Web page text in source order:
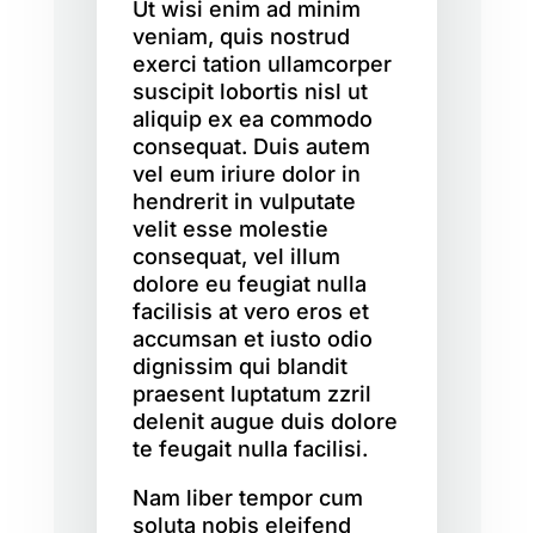
Ut wisi enim ad minim
veniam, quis nostrud
exerci tation ullamcorper
suscipit lobortis nisl ut
aliquip ex ea commodo
consequat. Duis autem
vel eum iriure dolor in
hendrerit in vulputate
velit esse molestie
consequat, vel illum
dolore eu feugiat nulla
facilisis at vero eros et
accumsan et iusto odio
dignissim qui blandit
praesent luptatum zzril
delenit augue duis dolore
te feugait nulla facilisi.
Nam liber tempor cum
soluta nobis eleifend